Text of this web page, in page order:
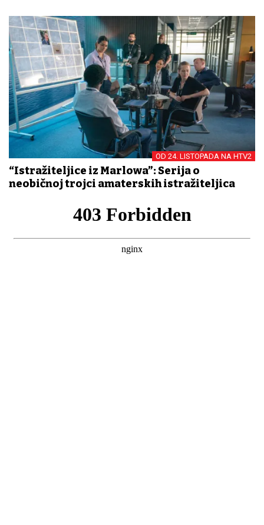
OD 24. LISTOPADA NA HTV2
“Istražiteljice iz Marlowa”: Serija o
neobičnoj trojci amaterskih istražiteljica